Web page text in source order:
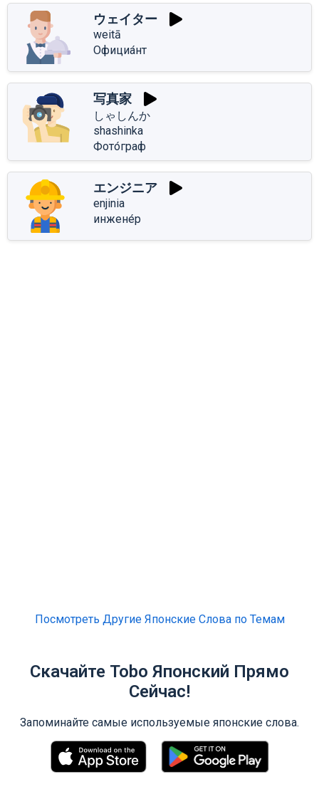
ウェイター
weitā
Официа́нт
写真家
しゃしんか
shashinka
Фото́граф
エンジニア
enjinia
инжене́р
Посмотреть Другие Японские Слова по Темам
Скачайте Tobo Японский Прямо
Сейчас!
Запоминайте самые используемые японские слова.